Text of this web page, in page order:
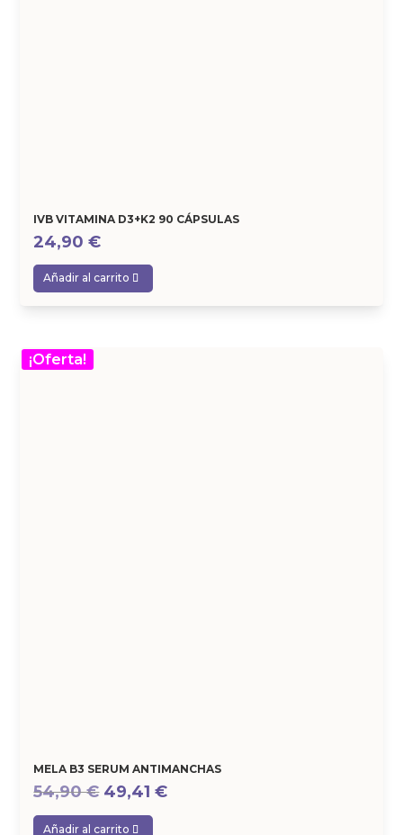
IVB VITAMINA D3+K2 90 CÁPSULAS
24,90€
Añadir al carrito
¡Oferta!
MELA B3 SERUM ANTIMANCHAS
54,90€ El
precio
49,41€El
Añadir al carrito